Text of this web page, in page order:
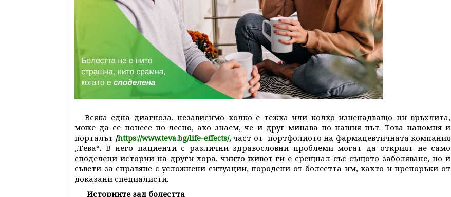
Всяка една диагноза, независимо колко е тежка или колко изненадващо ни връхлита,
може да се понесе по-лесно, ако знаем, че и друг минава по нашия път. Това напомня и
порталът /https://www.teva.bg/life-effects/,част от портфолиото на фармацевтичната компания
„Тева“. В него пациенти с различни здравословни проблеми могат да открият не само
споделени истории на други хора, чиито живот ги е срещнал със същото заболяване, но и
съвети за справяне с усложнени ситуации, породени от болестта им, както и препоръки от
доказани специалисти.
Историите зад болестта